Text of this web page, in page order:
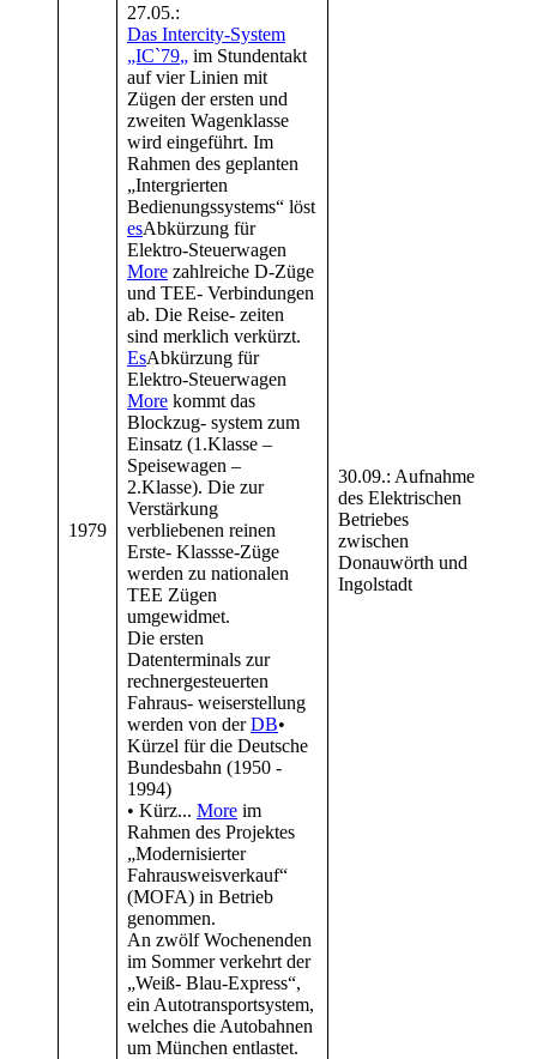
1979
27.05.:
Das Intercity-System
„IC`79„ im Stundentakt
auf vier Linien mit
Zügen der ersten und
zweiten Wagenklasse
wird eingeführt. Im
Rahmen des geplanten
„Intergrierten
Bedienungssystems“ löst
esAbkürzung für
Elektro-Steuerwagen
More zahlreiche D-Züge
und TEE- Verbindungen
ab. Die Reise- zeiten
sind merklich verkürzt.
EsAbkürzung für
Elektro-Steuerwagen
More kommt das
Blockzug- system zum
Einsatz (1.Klasse –
Speisewagen –
2.Klasse). Die zur
Verstärkung
verbliebenen reinen
Erste- Klassse-Züge
werden zu nationalen
TEE Zügen
umgewidmet.
Die ersten
Datenterminals zur
rechnergesteuerten
Fahraus- weiserstellung
werden von derDB•
Kürzel für die Deutsche
Bundesbahn (1950 -
1994)
• Kürz... More im
Rahmen des Projektes
„Modernisierter
Fahrausweisverkauf“
(MOFA) in Betrieb
genommen.
An zwölf Wochenenden
im Sommer verkehrt der
„Weiß- Blau-Express“,
ein Autotransportsystem,
welches die Autobahnen
um München entlastet.
30.09.: Aufnahme
des Elektrischen
Betriebes
zwischen
Donauwörth und
Ingolstadt